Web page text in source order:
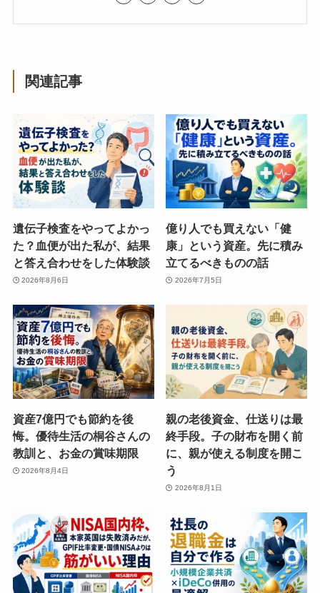
関連記事
遺伝子検査をやってよかっ
た？血便が出た私が、結果
と答え合わせをした体験談
2026年8月6日
億り人でも買えない「健
康」という資産。先に積み
立てるべきものの話
2026年7月5日
資産7億円でも節約を後
悔。優待生活の桐谷さんの
教訓と、お金の賞味期限
2026年8月4日
親の老後資金、仕送りは最
終手段。子の財布を開く前
に、親が使える制度を開こ
う
2026年8月1日